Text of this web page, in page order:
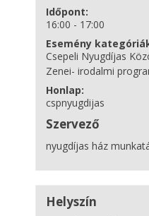
Időpont:
16:00 - 17:00
Esemény
Csepeli Nyugdíjas
Zenei- irodalmi
Honlap:
cspnyugdijas
Szervező
nyugdíjas ház
Helyszín